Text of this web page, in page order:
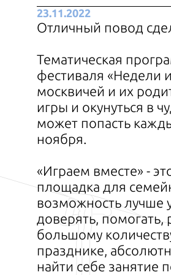
23.11.2022
Отличный повод
Тематическая
фестиваля «Недели
москвичей и их
игры и окунуться в
может попасть
ноября.
«Играем вместе» -
площадка для
возможность лучше
доверять, помогать,
большому
празднике,
найти себе занятие